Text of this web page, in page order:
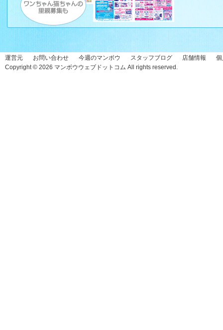
運営元 お問い合わせ 今週のマンボウ スタッフブログ 店舗情報
Copyright © 2026 マンボウウェブドットコム All rights reserved.